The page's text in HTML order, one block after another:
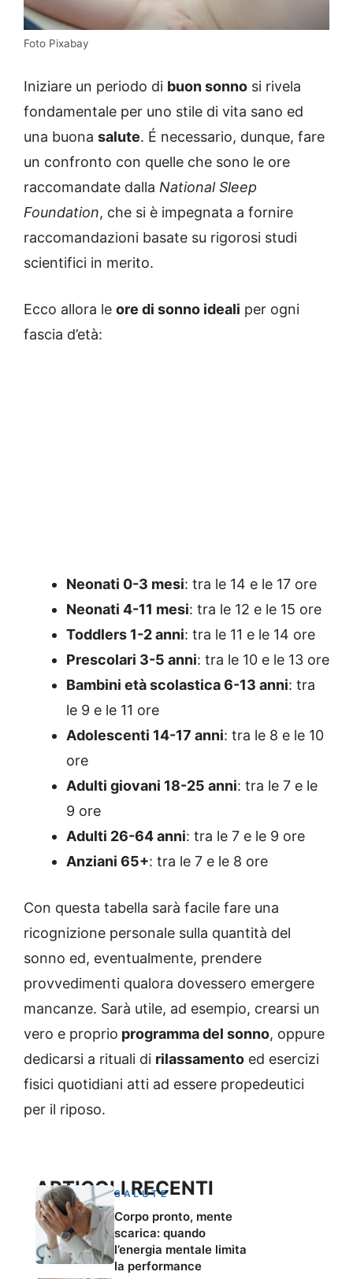
Foto Pixabay
Iniziare un periodo di buon sonno si rivela
fondamentale per uno stile di vita sano ed
una buona salute. É necessario, dunque, fare
un confronto con quelle che sono le ore
raccomandate dalla National Sleep
Foundation, che si è impegnata a fornire
raccomandazioni basate su rigorosi studi
scientifici in merito.
Ecco allora le ore di sonno ideali per ogni
fascia d’età:
Neonati 0-3 mesi: tra le 14 e le 17 ore
Neonati 4-11 mesi: tra le 12 e le 15 ore
Toddlers 1-2 anni: tra le 11 e le 14 ore
Prescolari 3-5 anni: tra le 10 e le 13 ore
Bambini età scolastica 6-13 anni: tra
le 9 e le 11 ore
Adolescenti 14-17 anni: tra le 8 e le 10
ore
Adulti giovani 18-25 anni: tra le 7 e le
9 ore
Adulti 26-64 anni: tra le 7 e le 9 ore
Anziani 65+: tra le 7 e le 8 ore
Con questa tabella sarà facile fare una
ricognizione personale sulla quantità del
sonno ed, eventualmente, prendere
provvedimenti qualora dovessero emergere
mancanze. Sarà utile, ad esempio, crearsi un
vero e proprio programma del sonno, oppure
dedicarsi a rituali di rilassamento ed esercizi
fisici quotidiani atti ad essere propedeutici
per il riposo.
ARTICOLI RECENTI
SALUTE
Corpo pronto, mente
scarica: quando
l’energia mentale limita
la performance